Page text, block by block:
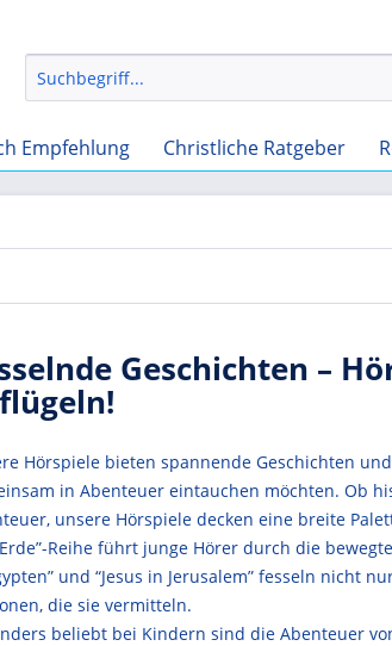
Empfehlung Christliche Ratgeber
Geschichten –
Hörspiele bieten spannende Geschichten
in Abenteuer eintauchen möchten. Ob
unsere Hörspiele decken eine breite
Reihe führt junge Hörer durch die
und “Jesus in Jerusalem” fesseln nicht
die sie vermitteln.
beliebt bei Kindern sind die Abenteuer